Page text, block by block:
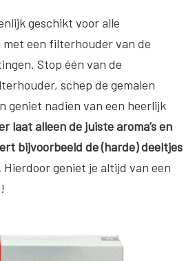
geschikt voor alle
een filterhouder van de
Stop één van de
schep de gemalen
geniet nadien van een heerlijk
laat alleen de juiste aroma’s en
bijvoorbeeld de (harde) deeltjes
Hierdoor geniet je altijd van een